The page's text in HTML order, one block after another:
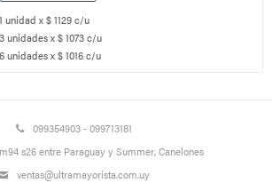
1 unidad x $ 1129 c/u
3 unidades x $ 1073 c/u
6 unidades x $ 1016 c/u
099354903 - 099713181
s26 entre Paraguay y Summer, Canelones
ventas@ultramayorista.com.uy